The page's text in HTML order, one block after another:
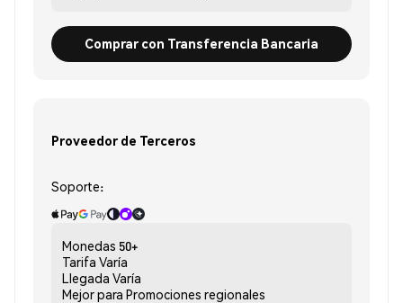
Comprar con Transferencia Bancaria
Proveedor de Terceros
Soporte:
Monedas 50+
Tarifa Varía
Llegada Varía
Mejor para Promociones regionales